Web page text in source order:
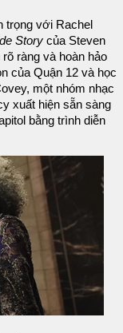
trọng với Rachel
Story của Steven
ràng và hoàn hảo
của Quận 12 và học
một nhóm nhạc
xuất hiện sẵn sàng
bằng trình diễn